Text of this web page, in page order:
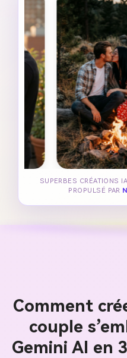
SUPERBES CRÉATIONS
PROPULSÉ PAR
Comment
couple
Gemini AI en